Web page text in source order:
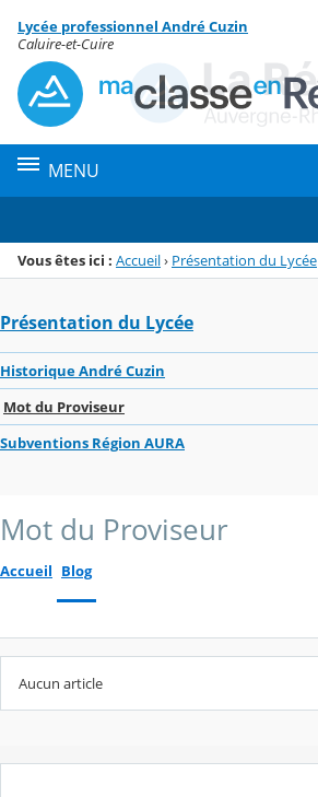
Menu de la rubrique
Contenu
Lycée professionnel André Cuzin
Caluire-et-Cuire
MENU
Vous êtes ici : Accueil› Présentation du Lycée
Présentation du Lycée
Historique André Cuzin
Mot du Proviseur
Subventions Région AURA
Mot du Proviseur
Accueil Blog
Aucun article